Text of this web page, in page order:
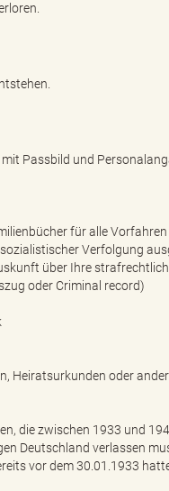
Passbild und
für alle
Verfolgung
über Ihre
oder Criminal record)
Heiratsurkunden oder
die zwischen 1933 und
Deutschland verlassen
vor dem 30.01.1933